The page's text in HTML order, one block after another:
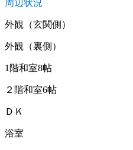
周辺状況
外観（玄関側）
外観（裏側）
1階和室8帖
２階和室6帖
ＤＫ
浴室